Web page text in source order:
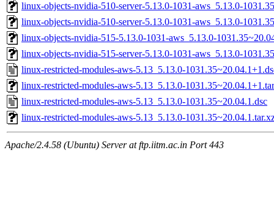
linux-objects-nvidia-510-server-5.13.0-1031-aws_5.13.0-
linux-objects-nvidia-510-server-5.13.0-1031-aws_5.13.0-
linux-objects-nvidia-515-5.13.0-1031-aws_5.13.0-
linux-objects-nvidia-515-server-5.13.0-1031-aws_5.13.0-
linux-restricted-modules-aws-5.13_5.13.0-
linux-restricted-modules-aws-5.13_5.13.0-
linux-restricted-modules-aws-5.13_5.13.0-1031.35~20.04.1.dsc
linux-restricted-modules-aws-5.13_5.13.0-
Apache/2.4.58 (Ubuntu) Server at ftp.iitm.ac.in Port 443